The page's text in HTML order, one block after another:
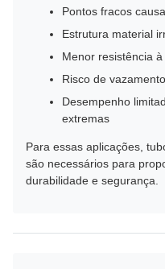
Pontos fracos
Estrutura material
Menor resistência
Risco de
Desempenho
extremas
Para essas aplicações,
são necessários para
durabilidade e segurança.